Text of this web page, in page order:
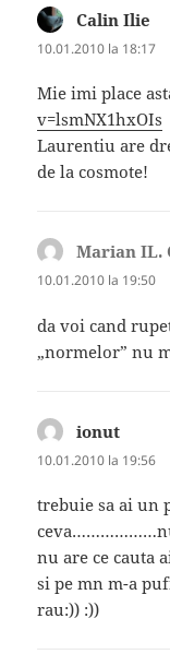
Calin Ilie
10.01.2010 la 18:17
Mie imi place
v=lsmNX1hxOIs
Laurentiu are
de la cosmote!
Marian IL.
10.01.2010 la 19:50
da voi cand
„normelor” nu
ionut
10.01.2010 la 19:56
trebuie sa ai un
ceva………………nu
nu are ce
si pe mn m-a
rau:)) :))